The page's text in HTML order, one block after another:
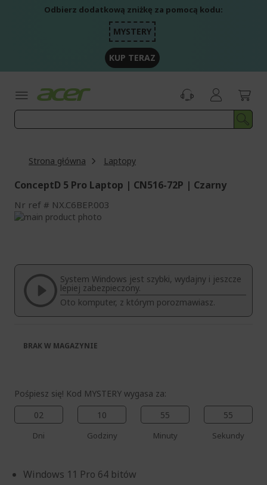
Odbierz dodatkową zniżkę za pomocą kodu:
MYSTERY
KUP TERAZ
Strona główna Laptopy
ConceptD 5 Pro Laptop | CN516-72P | Czarny
Nr ref NX.C6BEP.003
Przejdź
galerii
System Windows jest szybki, wydajny i jeszcze
lepiej zabezpieczony.
Oto komputer, z którym porozmawiasz.
Pośpiesz się! Kod MYSTERY wygasa za:
02
Dni
10
Godziny
55
Minuty
54
Sekundy
Windows 11 Pro 64 bitów
BRAK W MAGAZYNIE